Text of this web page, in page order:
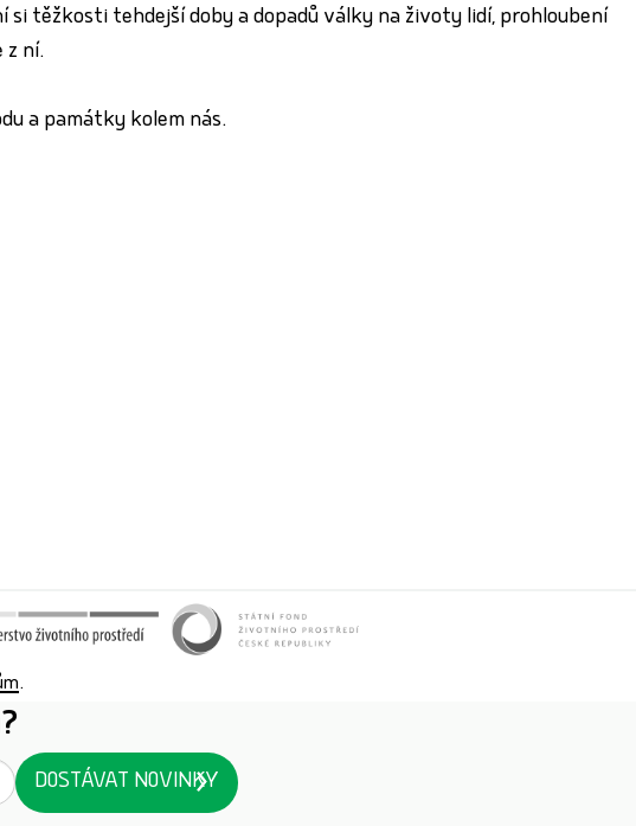
těžkosti tehdejší doby a dopadů války na životy lidí, prohloubení
z ní.
a památky kolem nás.
.
DOSTÁVAT NOVINKY